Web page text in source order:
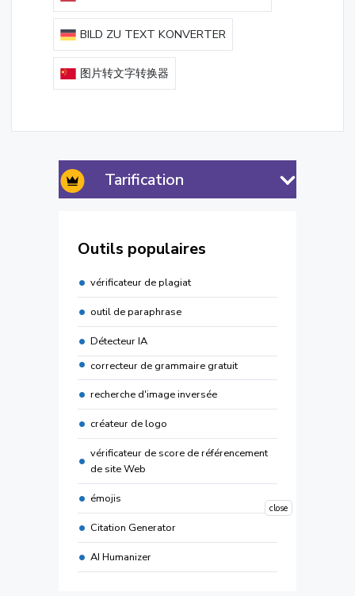
BILD ZU TEXT KONVERTER
图片转文字转换器
Tarification
Outils populaires
vérificateur de plagiat
outil de paraphrase
Détecteur IA
correcteur de grammaire gratuit
recherche d'image inversée
créateur de logo
vérificateur de score de référencement
de site Web
émojis
Citation Generator
AI Humanizer
close